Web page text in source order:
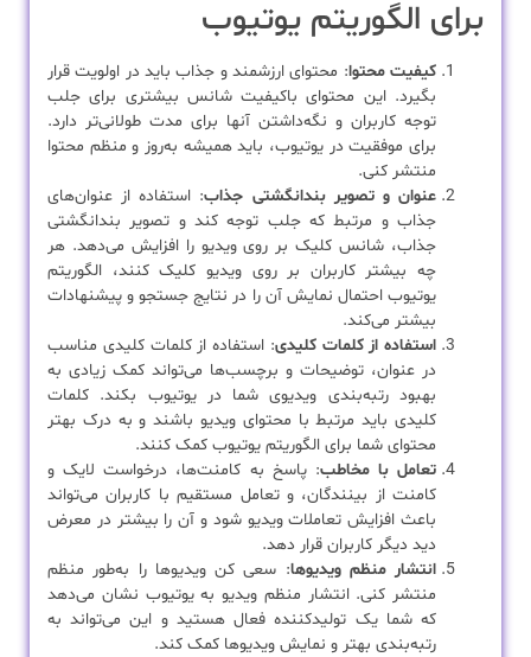
برای الگوریتم یوتیوب
کیفیت محتوا: محتوای ارزشمند و جذاب باید در اولویت قرار
بگیرد. این محتوای باکیفیت شانس بیشتری برای جلب
توجه کاربران و نگه‌داشتن آنها برای مدت طولانی‌تر دارد.
برای موفقیت در یوتیوب، باید همیشه به‌روز و منظم محتوا
منتشر کنی.
عنوان و تصویر بندانگشتی جذاب: استفاده از عنوان‌های
جذاب و مرتبط که جلب توجه کند و تصویر بندانگشتی
جذاب، شانس کلیک بر روی ویدیو را افزایش می‌دهد. هر
چه بیشتر کاربران بر روی ویدیو کلیک کنند، الگوریتم
یوتیوب احتمال نمایش آن را در نتایج جستجو و پیشنهادات
بیشتر می‌کند.
استفاده از کلمات کلیدی: استفاده از کلمات کلیدی مناسب
در عنوان، توضیحات و برچسب‌ها می‌تواند کمک زیادی به
بهبود رتبه‌بندی ویدیوی شما در یوتیوب بکند. کلمات
کلیدی باید مرتبط با محتوای ویدیو باشند و به درک بهتر
محتوای شما برای الگوریتم یوتیوب کمک کنند.
تعامل با مخاطب: پاسخ به کامنت‌ها، درخواست لایک و
کامنت از بینندگان، و تعامل مستقیم با کاربران می‌تواند
باعث افزایش تعاملات ویدیو شود و آن را بیشتر در معرض
دید دیگر کاربران قرار دهد.
انتشار منظم ویدیوها: سعی کن ویدیوها را به‌طور منظم
منتشر کنی. انتشار منظم ویدیو به یوتیوب نشان می‌دهد
که شما یک تولیدکننده فعال هستید و این می‌تواند به
رتبه‌بندی بهتر و نمایش ویدیوها کمک کند.